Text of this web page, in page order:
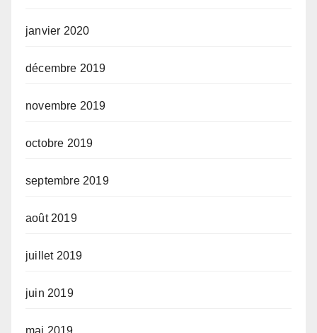
janvier 2020
décembre 2019
novembre 2019
octobre 2019
septembre 2019
août 2019
juillet 2019
juin 2019
mai 2019